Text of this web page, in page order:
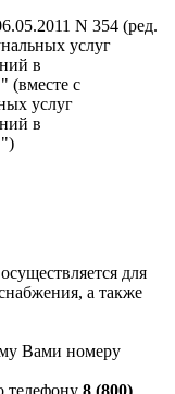
N 354 (ред.
услуг
в
(вместе с
услуг
в
для
а также
Вами номеру
телефону 8 (800)